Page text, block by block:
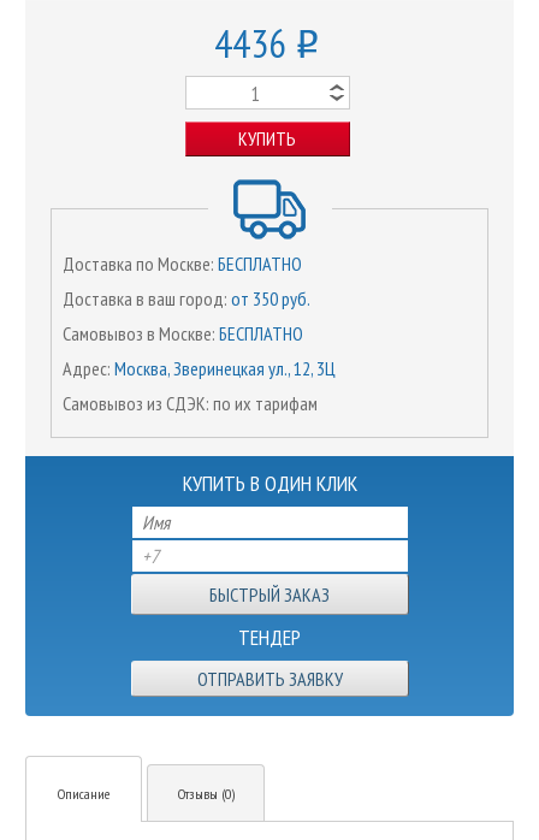
4436 o
КУПИТЬ
Доставка по Москве: БЕСПЛАТНО
Доставка в ваш город: от 350 руб.
Самовывоз в Москве: БЕСПЛАТНО
Адрес: Москва, Зверинецкая ул., 12, 3Ц
Самовывоз из СДЭК: по их тарифам
КУПИТЬ В ОДИН КЛИК
ТЕНДЕР
ОТПРАВИТЬ ЗАЯВКУ
Описание Отзывы (0)